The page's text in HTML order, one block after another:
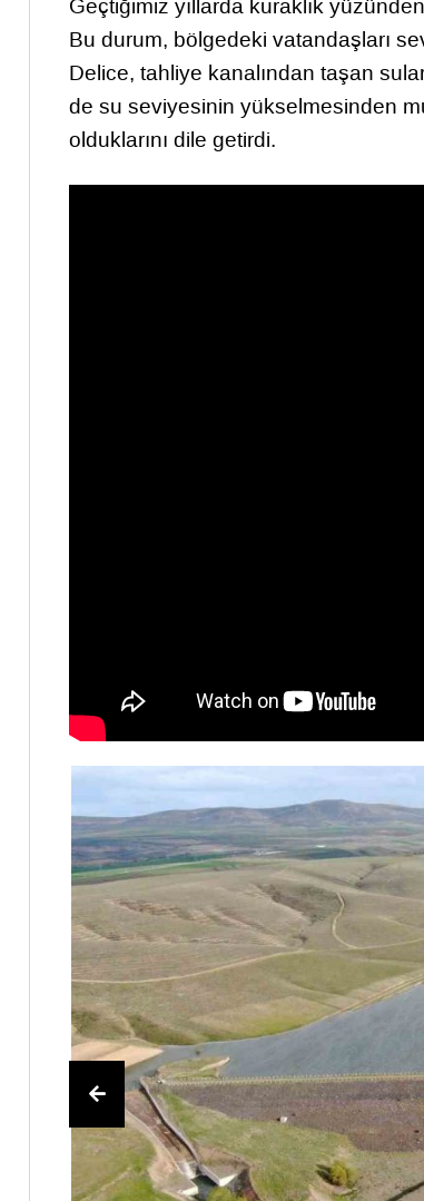
Geçtiğimiz yıllarda kuraklık
Bu durum, bölgedeki vatandaşları
Delice, tahliye kanalından taşan
de su seviyesinin yükselmesinden
olduklarını dile getirdi.